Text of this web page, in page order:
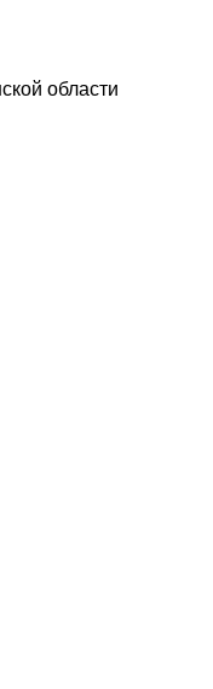
области